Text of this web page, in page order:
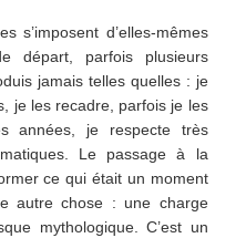
s’imposent d’elles-mêmes
départ, parfois plusieurs
jamais telles quelles : je
je les recadre, parfois je les
années, je respecte très
Le passage à la
ce qui était un moment
autre chose : une charge
mythologique. C’est un